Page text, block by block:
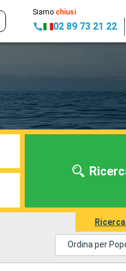
Siamo chiusi
02 89 73 21 22
Ordina per